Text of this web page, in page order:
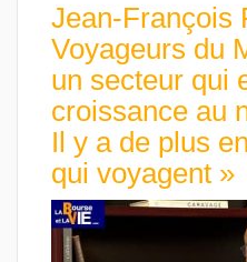
Jean-François
Voyageurs du
un secteur qui
croissance au
Il y a de plus
qui voyagent »